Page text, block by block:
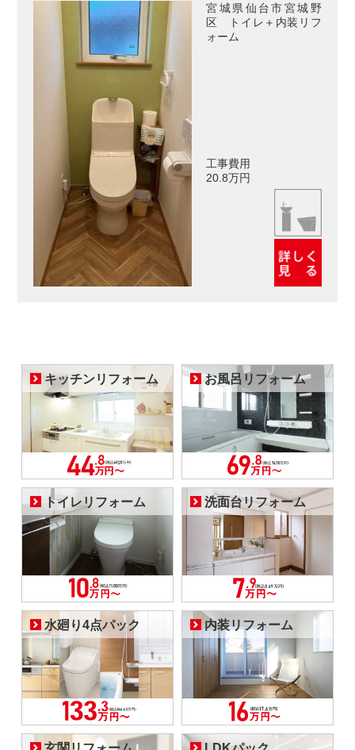
宮城県仙台市宮城野
区 トイレ＋内装リフ
ォーム
工事費用
20.8万円
キッチンリフォーム お風呂リフォーム
トイレリフォーム 洗面台リフォーム
水廻り4点パック 内装リフォーム